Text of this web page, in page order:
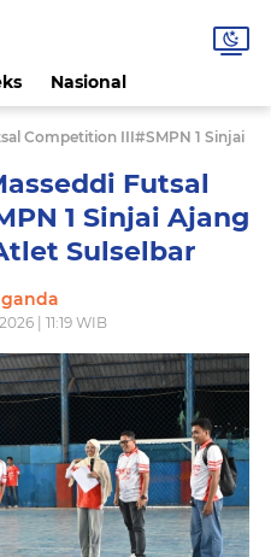
Nasional
Competition III#SMPN 1 Sinjai
Futsal
1 Sinjai Ajang
Sulselbar
| 11:19 WIB